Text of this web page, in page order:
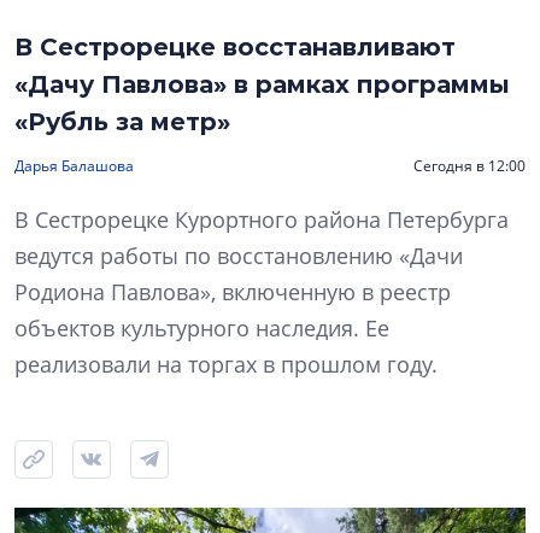
В Сестрорецке восстанавливают
«Дачу Павлова» в рамках программы
«Рубль за метр»
Дарья Балашова Сегодня в 12:00
В Сестрорецке Курортного района Петербурга
ведутся работы по восстановлению «Дачи
Родиона Павлова», включенную в реестр
объектов культурного наследия. Ее
реализовали на торгах в прошлом году.